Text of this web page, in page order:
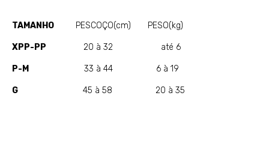
TAMANHO PESCOÇO(cm) PESO(kg)
XPP-PP 20 à 32 até 6
P-M 33 à 44 6 à 19
G 45 à 58 20 à 35